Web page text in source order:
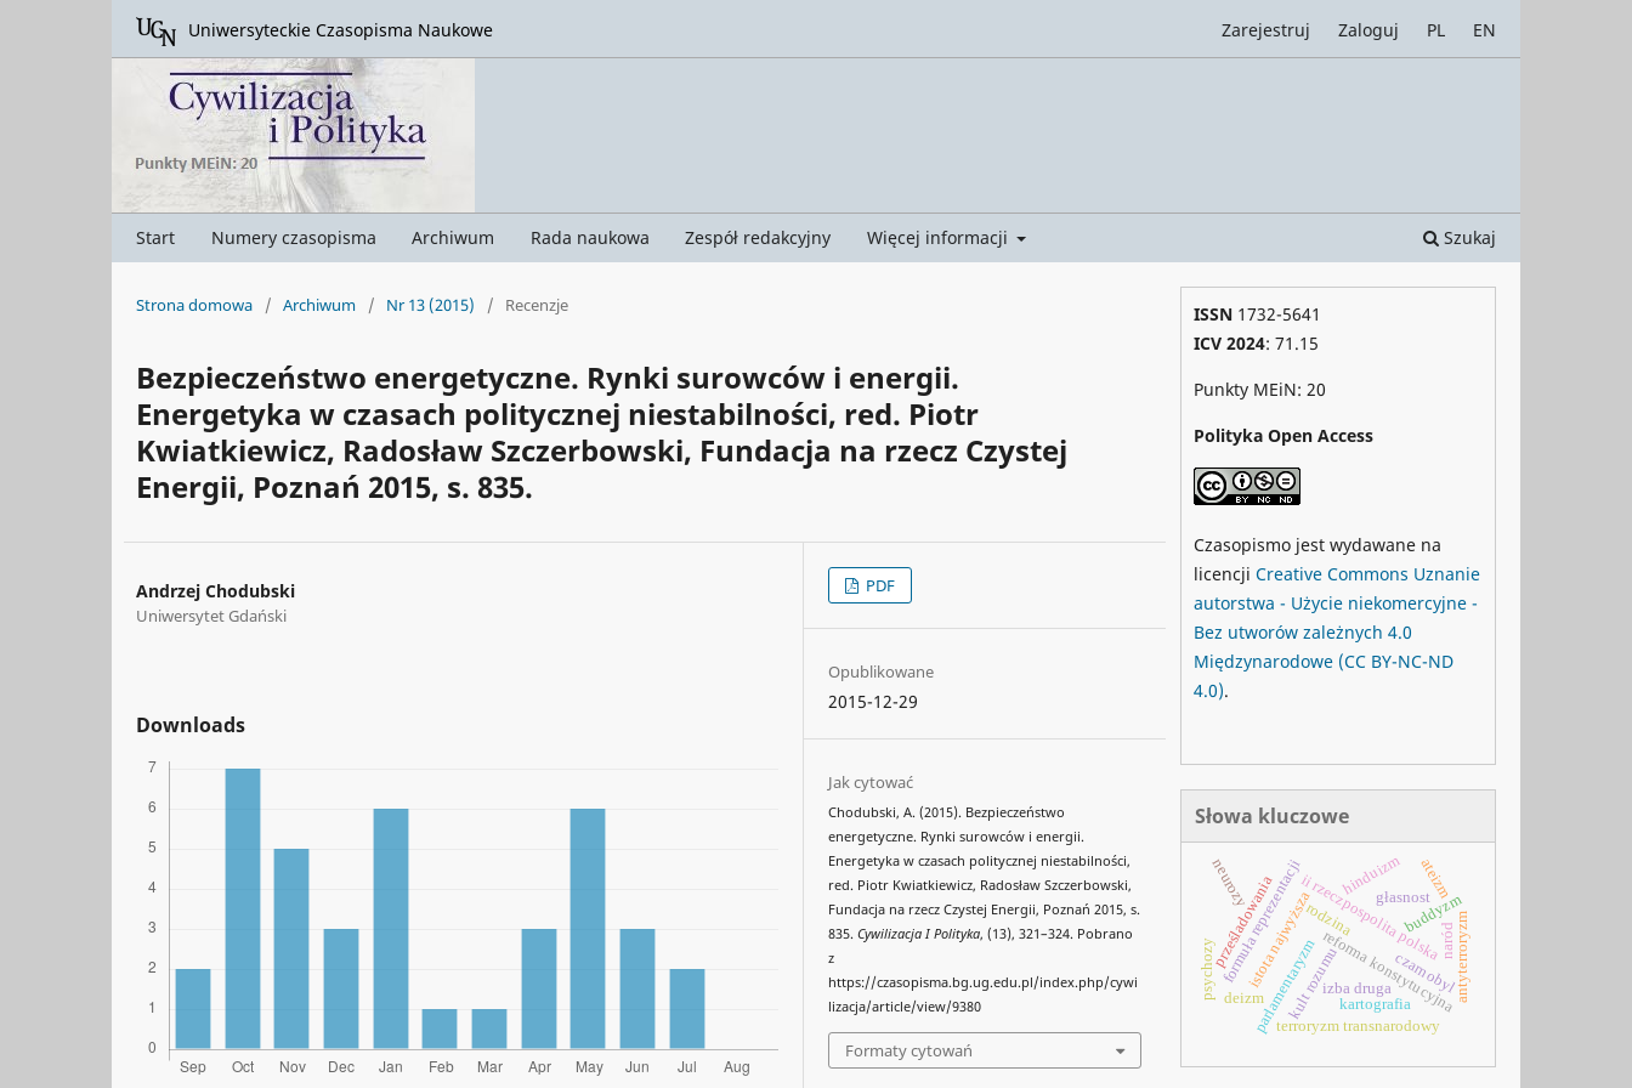
Start Numery czasopisma Archiwum Rada naukowa Zespół redakcyjny Więcej informacji Szukaj
Zarejestruj Zaloguj PL EN
Uniwersyteckie Czasopisma Naukowe
Strona domowa / Archiwum / Nr 13 (2015) / Recenzje
Bezpieczeństwo energetyczne. Rynki surowców i energii.
Energetyka w czasach politycznej niestabilności, red. Piotr
Kwiatkiewicz, Radosław Szczerbowski, Fundacja na rzecz Czystej
Energii, Poznań 2015, s. 835.
Andrzej Chodubski
Uniwersytet Gdański
Downloads
PDF
Opublikowane
2015-12-29
Jak cytować
Chodubski, A. (2015). Bezpieczeństwo
energetyczne. Rynki surowców i energii.
Energetyka w czasach politycznej niestabilności,
red. Piotr Kwiatkiewicz, Radosław Szczerbowski,
Fundacja na rzecz Czystej Energii, Poznań 2015, s.
835.Cywilizacja I Polityka, (13), 321–324. Pobrano
z
https://czasopisma.bg.ug.edu.pl/index.php/cywi
lizacja/article/view/9380
Formaty cytowań
ISSN 1732-5641
ICV 2024: 71.15
Punkty MEiN: 20
Polityka Open Access
Czasopismo jest wydawane na
licencji Creative Commons Uznanie
autorstwa - Użycie niekomercyjne -
Bez utworów zależnych 4.0
Międzynarodowe (CC BY-NC-ND
4.0).
Słowa kluczowe
rodzina
reforma konstytucyjna
istota najwyższakult rozumu
ii rzeczpospolita polska
formuła reprezentacji
izba druga
parlamentaryzm
prześladowania hinduizm
buddyzm
terroryzm transnarodowy
antyterroryzm
czarnobyl
deizm
głasnost
neurozy
psychozy
ateizm
naród
kartografia